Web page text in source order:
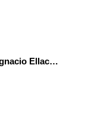
Presentación IES CIFPD Ignacio Ellacuría